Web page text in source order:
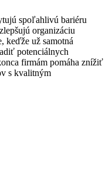
spoľahlivú bariéru
organizáciu
keďže už samotná
potenciálnych
firmám pomáha znížiť
s kvalitným